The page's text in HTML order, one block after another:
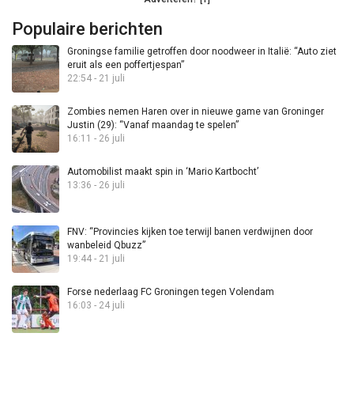
Populaire berichten
Groningse familie getroffen door noodweer in Italië: “Auto ziet
eruit als een poffertjespan”
22:54 - 21 juli
Zombies nemen Haren over in nieuwe game van Groninger
Justin (29): “Vanaf maandag te spelen”
16:11 - 26 juli
Automobilist maakt spin in ‘Mario Kartbocht’
13:36 - 26 juli
FNV: “Provincies kijken toe terwijl banen verdwijnen door
wanbeleid Qbuzz”
19:44 - 21 juli
Forse nederlaag FC Groningen tegen Volendam
16:03 - 24 juli